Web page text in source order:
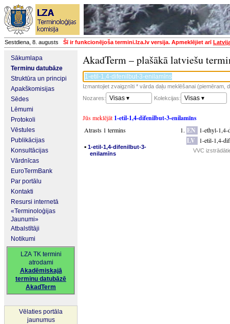
Sestdiena, 8. augusts Šī ir funkcionējoša termini.lza.lv versija. Apmeklējiet arī
Sākumlapa
Terminu datubāze
Struktūra un principi
Apakškomisijas
Sēdes
Lēmumi
Protokoli
Vēstules
Publikācijas
Konsultācijas
Vārdnīcas
EuroTermBank
Par portālu
Kontakti
Resursi internetā
«Terminoloģijas
Jaunumi»
Atbalstītāji
Notikumi
LZA TK termini
atrodami
Akadēmiskajā
terminu datubāzē
AkadTerm
Vēlaties portāla
jaunumus
AkadTerm – plašākā latviešu
Izmantojiet zvaigznīti * vārda daļu meklēšanai (piemēram,
Nozares:
Visas ▾ Kolekcijas: Visas ▾
Jūs meklējāt 1-etil-1,4-difenilbut-3-enilamīns
Atrasts 1 termins
▪ 1-etil-1,4-difenilbut-3-
enilamīns
EN 1-ethyl-
LV 1-etil-1,4-
VVC